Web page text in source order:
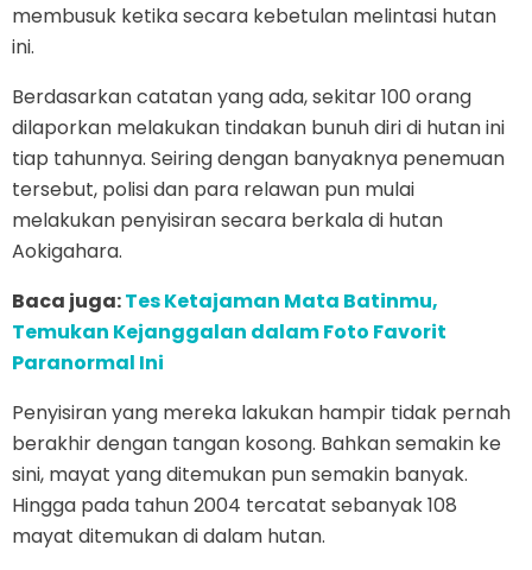
membusuk ketika secara kebetulan melintasi hutan
ini.
Berdasarkan catatan yang ada, sekitar 100 orang
dilaporkan melakukan tindakan bunuh diri di hutan ini
tiap tahunnya. Seiring dengan banyaknya penemuan
tersebut, polisi dan para relawan pun mulai
melakukan penyisiran secara berkala di hutan
Aokigahara.
Baca juga:Tes Ketajaman Mata Batinmu,
Temukan Kejanggalan dalam Foto Favorit
Paranormal Ini
Penyisiran yang mereka lakukan hampir tidak pernah
berakhir dengan tangan kosong. Bahkan semakin ke
sini, mayat yang ditemukan pun semakin banyak.
Hingga pada tahun 2004 tercatat sebanyak 108
mayat ditemukan di dalam hutan.